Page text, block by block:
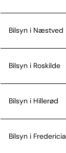
Bilsyn i Næstved
Bilsyn i Roskilde
Bilsyn i Hillerød
Bilsyn i Fredericia